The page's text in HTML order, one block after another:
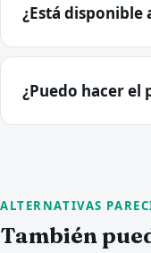
¿Está disponible
¿Puedo hacer el
ALTERNATIVAS
También